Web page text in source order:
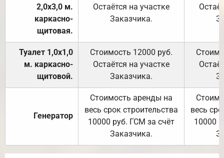
2,0х3,0 м.
каркасно-
щитовая.
Остаётся на участке
Заказчика.
Туалет 1,0х1,0
м. каркасно-
щитовой.
Стоимость 12000 руб.
Остаётся на участке
Заказчика.
Генератор
Стоимость аренды на
весь срок строительства
10000 руб. ГСМ за счёт
Заказчика.
весь
10000